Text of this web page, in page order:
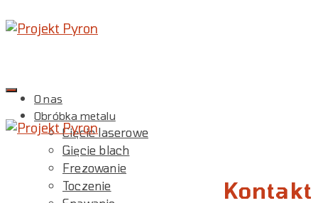
O nas
Obróbka metalu
Cięcie laserowe
Gięcie blach
Frezowanie
Toczenie
Kontakt